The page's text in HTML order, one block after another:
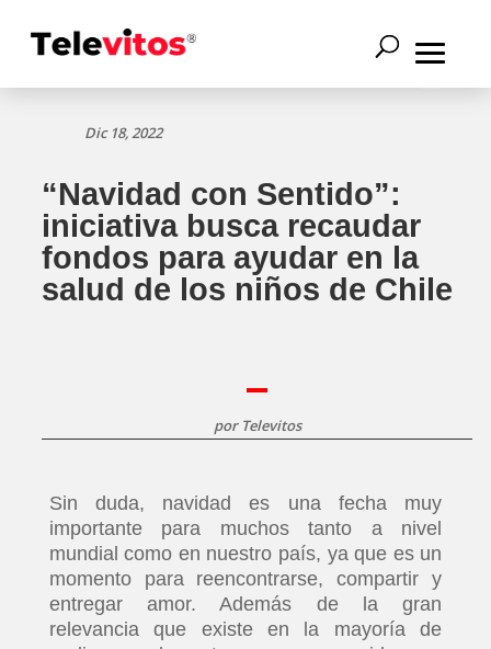
Dic 18, 2022
“Navidad con Sentido”:
iniciativa busca recaudar
fondos para ayudar en la
salud de los niños de Chile
por Televitos
Sin duda, navidad es una fecha muy
importante para muchos tanto a nivel
mundial como en nuestro país, ya que es un
momento para reencontrarse, compartir y
entregar amor. Además de la gran
relevancia que existe en la mayoría de